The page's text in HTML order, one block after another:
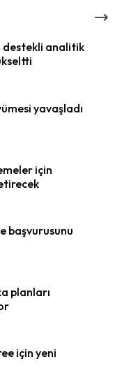
destekli analitik
yavaşladı
için
başvurusunu
planları
için yeni